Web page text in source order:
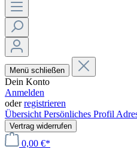
Menü schließen
Dein Konto
Anmelden
oderregistrieren
Übersicht Persönliches Profil
Vertrag widerrufen
0,00 €*